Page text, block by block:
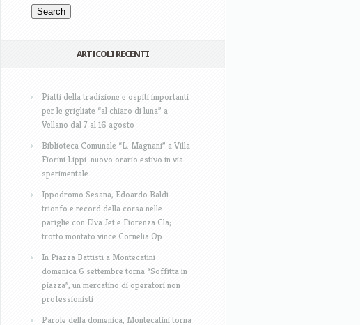
ARTICOLI RECENTI
Piatti della tradizione e ospiti importanti
per le grigliate “al chiaro di luna” a
Vellano dal 7 al 16 agosto
Biblioteca Comunale “L. Magnani” a Villa
Fiorini Lippi: nuovo orario estivo in via
sperimentale
Ippodromo Sesana, Edoardo Baldi
trionfo e record della corsa nelle
pariglie con Elva Jet e Fiorenza Cla;
trotto montato vince Cornelia Op
In Piazza Battisti a Montecatini
domenica 6 settembre torna “Soffitta in
piazza”, un mercatino di operatori non
professionisti
Parole della domenica, Montecatini torna